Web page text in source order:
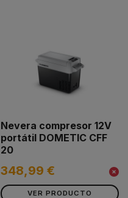
Nevera compresor 12V
portátil DOMETIC CFF
20
348,99 €
VER PRODUCTO